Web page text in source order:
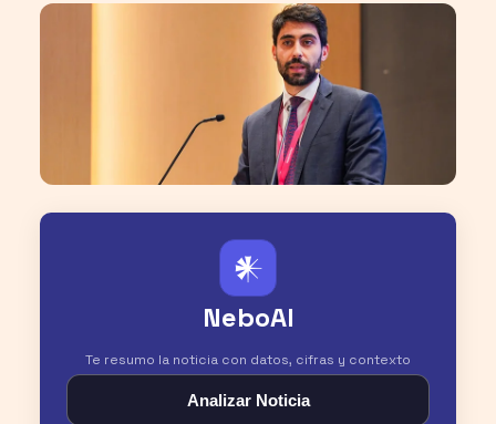
𒀭
NeboAI
Te resumo la noticia con datos, cifras y contexto
Analizar Noticia